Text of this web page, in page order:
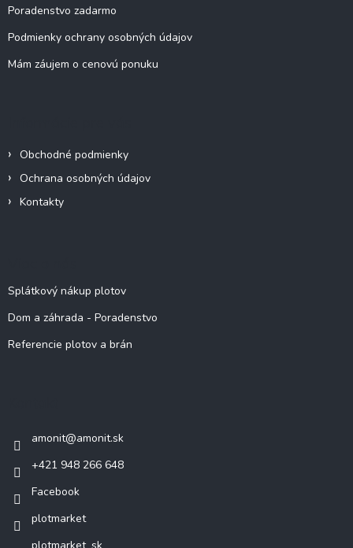
Poradenstvo zadarmo
Podmienky ochrany osobných údajov
Mám záujem o cenovú ponuku
Obchodné podmienky
Ochrana osobných údajov
Kontakty
Splátkový nákup plotov
Dom a záhrada - Poradenstvo
Referencie plotov a brán
amonit@amonit.sk
+421 948 266 648
Facebook
plotmarket
plotmarket_sk